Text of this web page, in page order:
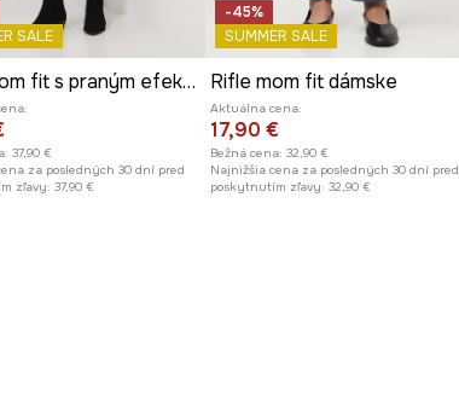
SALE
Rifle mom fit s praným efektom
37,90 €
za posledných 30 dní pred
zľavy: 37,90 €
-45%
SUMMER SALE
Rifle mom fit dámske
Aktuálna cena:
17,90 €
Bežná cena: 32,90 €
Najnižšia cena za posledných 30 dní pred
poskytnutím zľavy: 32,90 €